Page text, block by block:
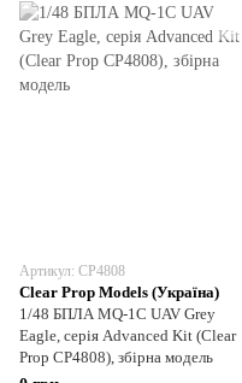
Артикул: CP4808
Clear Prop Models (Україна)
1/48 БПЛА MQ-1C UAV Grey
Eagle, серія Advanced Kit (Clear
Prop CP4808), збірна модель